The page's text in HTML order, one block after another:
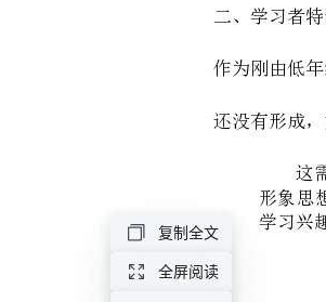
复制全文
全屏阅读